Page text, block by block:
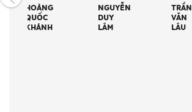
HOÀNG
QUỐC
KHÁNH
NGUYỄN
DUY
LÂM
TRẦN
VĂN
LÂU